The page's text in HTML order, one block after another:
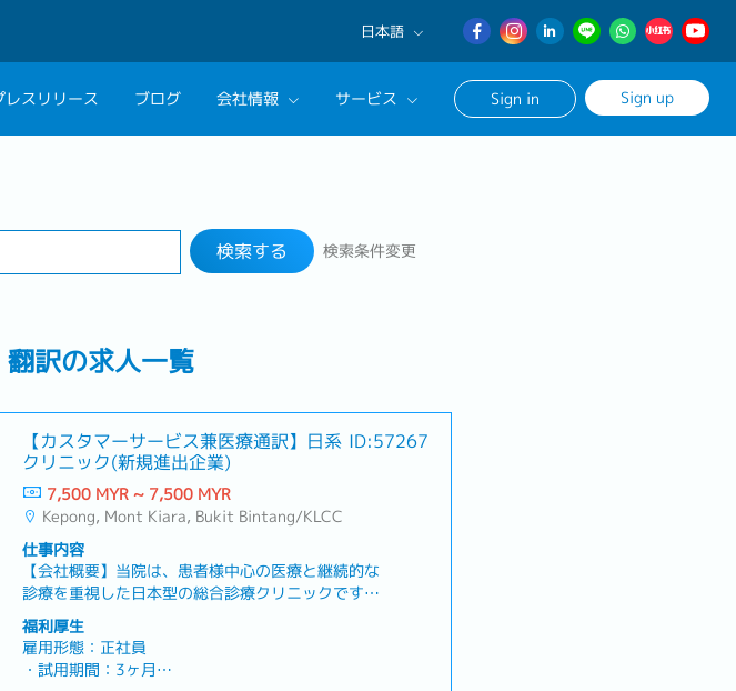
日本語
English
日本語
レスリリース ブログ 会社情報
グループ代表メッセージ
サービス Sign in Sign up
検索する 検索条件変更
訳の求人一覧
【カスタマーサービス兼医療通訳】日系
クリニック(新規進出企業)
ID:57267
7,500 MYR ~ 7,500 MYR
Kepong, Mont Kiara, Bukit Bintang/KLCC
仕事内容
【会社概要】当院は、患者様中心の医療と継続的な
診療を重視した日本型の総合診療クリニックです。
総合病院内でのご相談窓口も開設し、来院された患
者様へのサポートや医療通訳、適切な診療科へのご
案内をさせていただいております。遠方にお住まい
でクリニックまで来院されることが困難な患者様の
福利厚生
雇用形態：正社員
・試用期間：3ヶ月